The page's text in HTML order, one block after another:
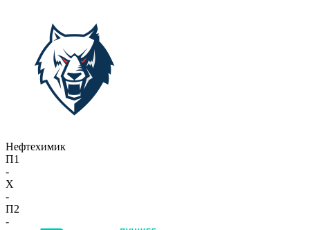
Нефтехимик
П1
-
X
-
П2
-